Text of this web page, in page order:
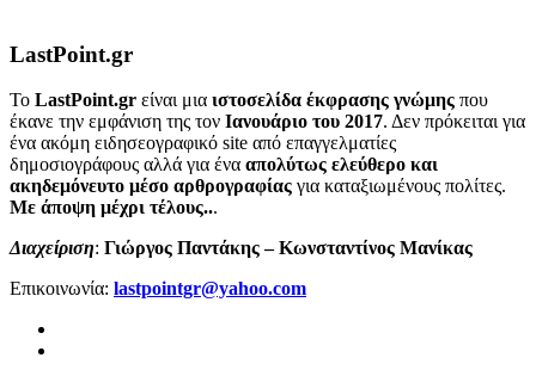
LastPoint.gr
To LastPoint.gr είναι μια ιστοσελίδα έκφρασης γνώμης που
έκανε την εμφάνιση της τον Ιανουάριο του 2017. Δεν πρόκειται για
ένα ακόμη ειδησεογραφικό site από επαγγελματίες
δημοσιογράφους αλλά για ένα απολύτως ελεύθερο και
ακηδεμόνευτο μέσο αρθρογραφίας για καταξιωμένους πολίτες.
Με άποψη μέχρι τέλους...
Διαχείριση: Γιώργος Παντάκης – Κωνσταντίνος Μανίκας
Επικοινωνία: lastpointgr@yahoo.com